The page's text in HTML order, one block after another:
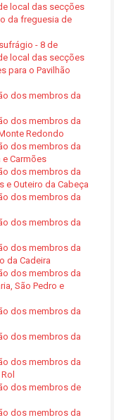
local das secções
da freguesia de
- 8 de
local das secções
para o Pavilhão
dos membros da
dos membros da
Redondo
dos membros da
e Carmões
dos membros da
e Outeiro da Cabeça
dos membros da
dos membros da
dos membros da
da Cadeira
dos membros da
São Pedro e
dos membros da
dos membros da
dos membros da
dos membros de
dos membros da